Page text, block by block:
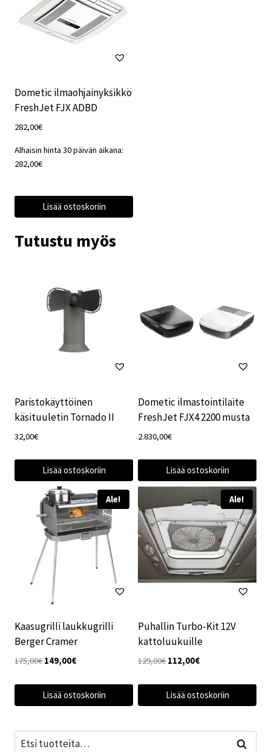
Dometic ilmaohjainyksikkö
FreshJet FJX ADBD
282,00€
Alhaisin hinta 30 päivän aikana:
282,00€
Lisää ostoskoriin
Tutustu myös
Paristokäyttöinen
käsituuletin Tornado II
32,00€
Lisää ostoskoriin
Dometic ilmastointilaite
FreshJet FJX4 2200 musta
2.830,00€
Lisää ostoskoriin
Ale!
Kaasugrilli laukkugrilli
Berger Cramer
175,00€ Alkuperäinen
149,00€Nykyinen
Lisää ostoskoriin
Ale!
Puhallin Turbo-Kit 12V
kattoluukuille
129,00€ Alkuperäinen
112,00€Nykyinen
Lisää ostoskoriin
Etsi: Haku